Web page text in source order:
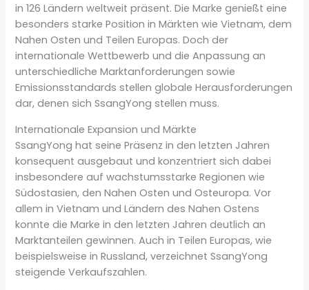
in 126 Ländern weltweit präsent. Die Marke genießt eine
besonders starke Position in Märkten wie Vietnam, dem
Nahen Osten und Teilen Europas. Doch der
internationale Wettbewerb und die Anpassung an
unterschiedliche Marktanforderungen sowie
Emissionsstandards stellen globale Herausforderungen
dar, denen sich SsangYong stellen muss.
Internationale Expansion und Märkte
SsangYong hat seine Präsenz in den letzten Jahren
konsequent ausgebaut und konzentriert sich dabei
insbesondere auf wachstumsstarke Regionen wie
Südostasien, den Nahen Osten und Osteuropa. Vor
allem in Vietnam und Ländern des Nahen Ostens
konnte die Marke in den letzten Jahren deutlich an
Marktanteilen gewinnen. Auch in Teilen Europas, wie
beispielsweise in Russland, verzeichnet SsangYong
steigende Verkaufszahlen.